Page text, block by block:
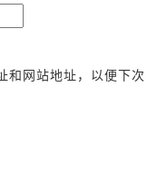
和网站地址，以便下次